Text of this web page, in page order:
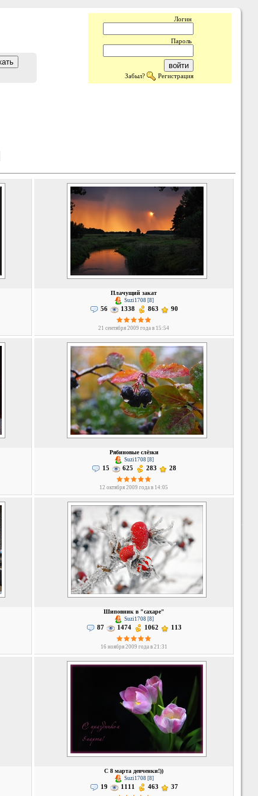
Логин
Пароль
Забыл? Регистрация
Плачущий закат
Suzi1708 [8]
56 1338 863 90
21 сентября 2009 года в 15:54
Рябиновые слёзки
Suzi1708 [8]
15 625 283 28
12 октября 2009 года в 14:05
Шиповник в "сахаре"
Suzi1708 [8]
87 1474 1062 113
16 ноября 2009 года в 21:31
С 8 марта девченки!))
Suzi1708 [8]
19 1111 463 37